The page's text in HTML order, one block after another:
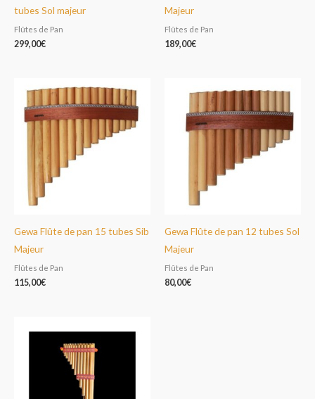
tubes Sol majeur
Flûtes de Pan
299,00€
Majeur
Flûtes de Pan
189,00€
Gewa Flûte de pan 15 tubes Sib
Majeur
Flûtes de Pan
115,00€
Gewa Flûte de pan 12 tubes Sol
Majeur
Flûtes de Pan
80,00€